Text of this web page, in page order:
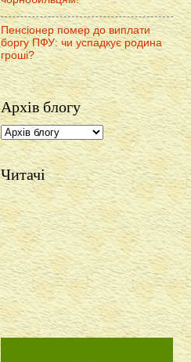
Пенсіонер помер до виплати
боргу ПФУ: чи успадкує родина
гроші?
Архів блогу
Читачі